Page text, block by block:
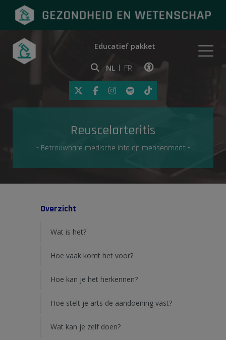
Onderwerpen
Gezondheid in de media
Educatief pakket
NL FR
Klik op deze link om
Reuscelarteritis
- Betrouwbare medische info op mensenmaat -
Overzicht
Wat is het?
Hoe vaak komt het voor?
Hoe kan je het herkennen?
Hoe stelt je arts de aandoening vast?
Wat kan je zelf doen?